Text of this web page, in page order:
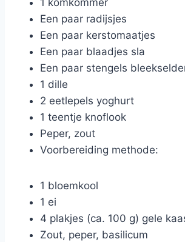
1 komkommer
Een paar radijsjes
Een paar kerstomaatjes
Een paar blaadjes sla
Een paar stengels
1 dille
2 eetlepels yoghurt
1 teentje knoflook
Peper, zout
Voorbereiding methode:
1 bloemkool
1 ei
4 plakjes (ca. 100 g) gele
Zout, peper, basilicum